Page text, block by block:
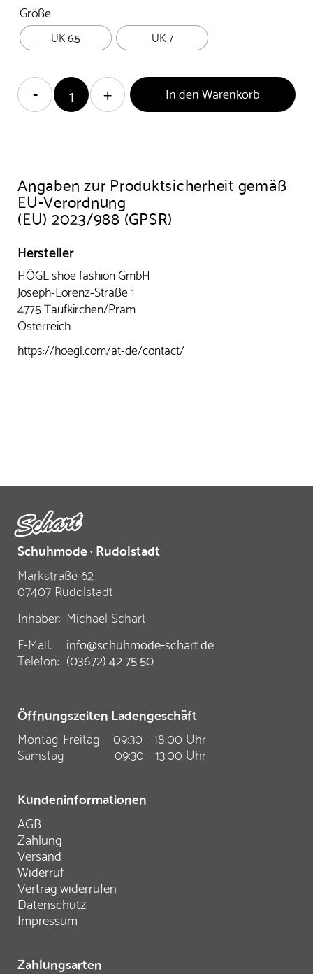
Größe
UK 6.5 UK 7
In den Warenkorb
Angaben zur Produktsicherheit gemäß
EU-Verordnung
(EU) 2023/988 (GPSR)
Hersteller
HÖGL shoe fashion GmbH
Joseph-Lorenz-Straße 1
4775 Taufkirchen/Pram
Österreich
https://hoegl.com/at-de/contact/
Schuhmode · Rudolstadt
Markstraße 62
07407 Rudolstadt
Inhaber: Michael Schart
E-Mail:
info@schuhmode-schart.de
Telefon: (03672) 42 75 50
Öffnungszeiten Ladengeschäft
Montag-Freitag
09:30 - 18:00 Uhr
Samstag
09:30 - 13:00 Uhr
Kundeninformationen
AGB
Zahlung
Versand
Widerruf
Vertrag widerrufen
Datenschutz
Impressum
Zahlungsarten